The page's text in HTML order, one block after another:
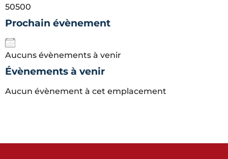
50500
Prochain évènement
Aucuns évènements à venir
Évènements à venir
Aucun évènement à cet emplacement